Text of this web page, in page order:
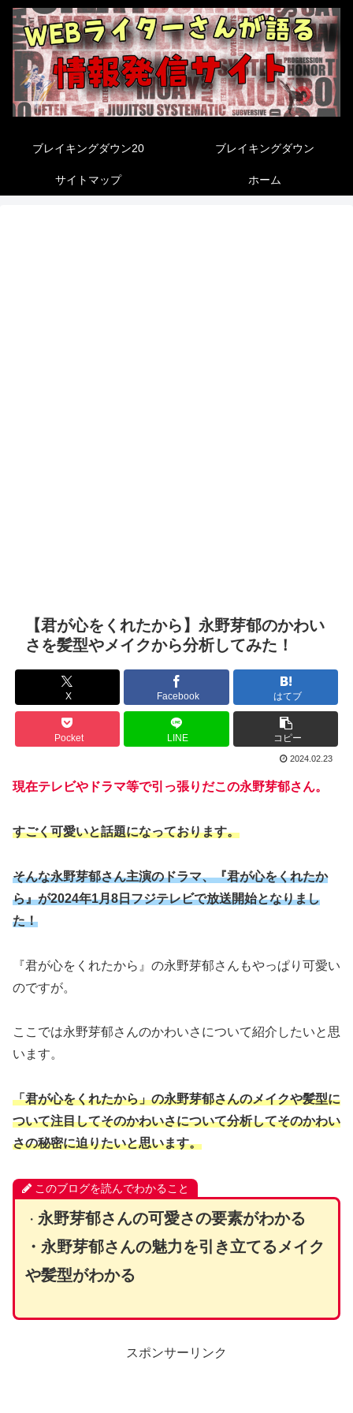
ブレイキングダウン20 ブレイキングダウン
サイトマップ ホーム
【君が心をくれたから】永野芽郁のかわい
さを髪型やメイクから分析してみた！
X Facebook はてブ
Pocket LINE コピー
2024.02.23
現在テレビやドラマ等で引っ張りだこの永野芽郁さん。
すごく可愛いと話題になっております。
そんな永野芽郁さん主演のドラマ、『君が心をくれたか
ら』が2024年1月8日フジテレビで放送開始となりまし
た！
『君が心をくれたから』の永野芽郁さんもやっぱり可愛い
のですが。
ここでは永野芽郁さんのかわいさについて紹介したいと思
います。
「君が心をくれたから」の永野芽郁さんのメイクや髪型に
ついて注目してそのかわいさについて分析してそのかわい
さの秘密に迫りたいと思います。
このブログを読んでわかること
・ 永野芽郁さんの可愛さの要素がわかる
・永野芽郁さんの魅力を引き立てるメイク
や髪型がわかる
スポンサーリンク